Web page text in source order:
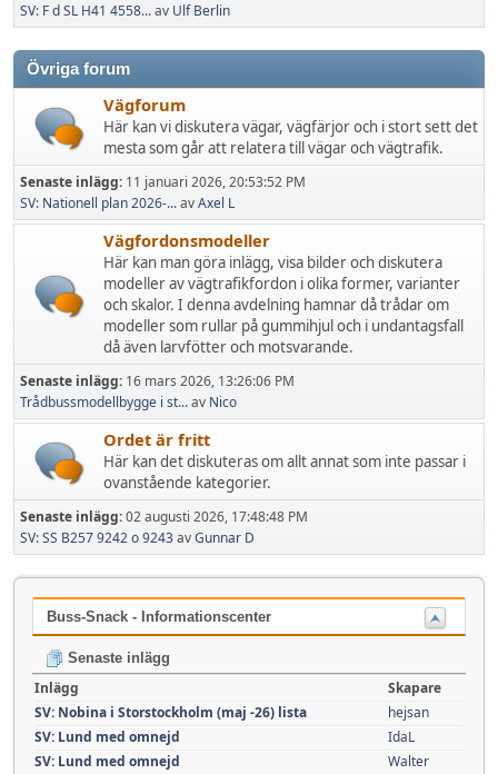
SV: F d SL H41 4558...av Ulf Berlin
Övriga forum
Vägforum
Här kan vi diskutera vägar, vägfärjor och i stort sett det
mesta som går att relatera till vägar och vägtrafik.
Senaste inlägg: 11 januari 2026, 20:53:52 PM
SV: Nationell plan 2026-...avAxel L
Vägfordonsmodeller
Här kan man göra inlägg, visa bilder och diskutera
modeller av vägtrafikfordon i olika former, varianter
och skalor. I denna avdelning hamnar då trådar om
modeller som rullar på gummihjul och i undantagsfall
då även larvfötter och motsvarande.
Senaste inlägg: 16 mars 2026, 13:26:06 PM
Trådbussmodellbygge i st...av Nico
Ordet är fritt
Här kan det diskuteras om allt annat som inte passar i
ovanstående kategorier.
Senaste inlägg:02 augusti 2026, 17:48:48 PM
SV: SS B257 9242 o 9243avGunnar D
Buss-Snack - Informationscenter
Senaste inlägg
Inlägg
Skapare
SV: Nobina i Storstockholm (maj -26) lista
hejsan
SV: Lund med omnejd
IdaL
SV: Lund med omnejd
Walter